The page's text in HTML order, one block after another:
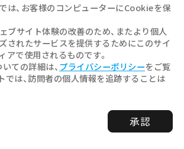
Tourism Association /
Prefecture / Hiroshima City .
All rights reserved
は、お客様のコンピューターにCookieを保
ブサイト体験の改善のため、またより個人
されたサービスを提供するためにこのサイ
アで使用されるものです。
ての詳細は、 プライバシーポリシーをご覧
では、訪問者の個人情報を追跡することは
承認